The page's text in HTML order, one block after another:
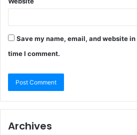
Save my name, email, and website
time I comment.
Archives